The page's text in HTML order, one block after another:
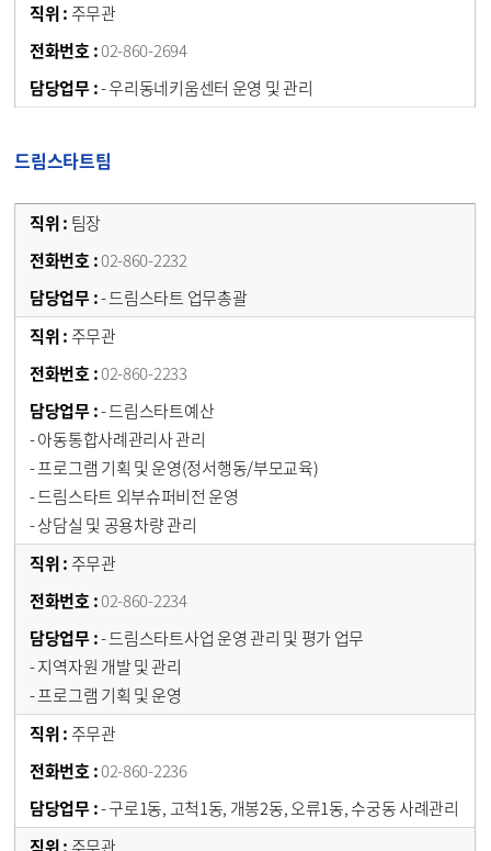
주무관
02-860-2694
- 우리동네키움센터 운영 및 관리
드림스타트팀
팀장
02-860-2232
- 드림스타트 업무총괄
주무관
02-860-2233
- 드림스타트예산
- 아동통합사례관리사 관리
- 프로그램 기획 및 운영(정서행동/부모교육)
- 드림스타트 외부슈퍼비전 운영
- 상담실 및 공용차량 관리
주무관
02-860-2234
- 드림스타트사업 운영 관리 및 평가 업무
- 지역자원 개발 및 관리
- 프로그램 기획 및 운영
주무관
02-860-2236
- 구로1동, 고척1동, 개봉2동, 오류1동, 수궁동 사례관리